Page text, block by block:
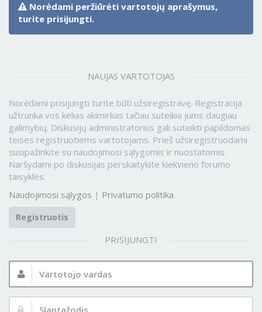
Norėdami peržiūrėti vartotojų aprašymus,
turite prisijungti.
NAUJAS VARTOTOJAS
Norėdami prisijungti turite būti užsiregistravę. Registracija
užtrunka vos kelias akimirkas tačiau suteikia jums daugiau
galimybių. Diskusijų administratorius gali suteikti papildomas
teises registruotiems vartotojams. Prieš užsiregistruodami
susipažinkite su naudojimosi sąlygomis ir nuostatomis.
Naršydami po diskusijas perskaitykite kiekvieno forumo
taisykles.
Naudojimosi sąlygos | Privatumo politika
Registruotis
PRISIJUNGTI
Vartotojo
vardas:
Slaptažodis: